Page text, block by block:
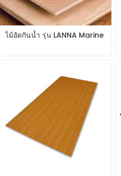
ไม้อัดกันน้ำ รุ่น LANNA Marine